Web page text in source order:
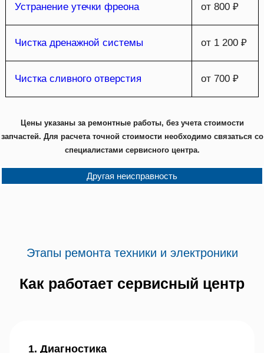
Устранение утечки фреона от 800 ₽
Чистка дренажной системы от 1 200 ₽
Чистка сливного отверстия от 700 ₽
Цены указаны за ремонтные работы, без учета стоимости
запчастей. Для расчета точной стоимости необходимо связаться со
специалистами сервисного центра.
Другая неисправность
Этапы ремонта техники и электроники
Как работает сервисный центр
1. Диагностика